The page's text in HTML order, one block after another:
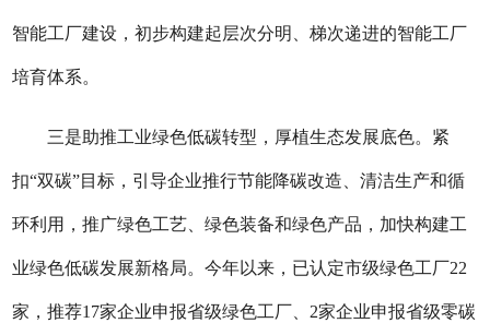
智能工厂建设 ，初步构建起层次分明、梯次递进的智能工厂
培育体系。
三是助推工业绿色低碳转型 ，厚植生态发展底色。 紧
扣“双碳”目标，引导企业推行节能降碳改造、清洁生产和循
环利用，推广绿色工艺、绿色装备和绿色产品，加快构建工
业绿色低碳发展新格局。今年以来，已认定市级绿色工厂22
家，推荐17家企业申报省级绿色工厂、2家企业申报省级零碳